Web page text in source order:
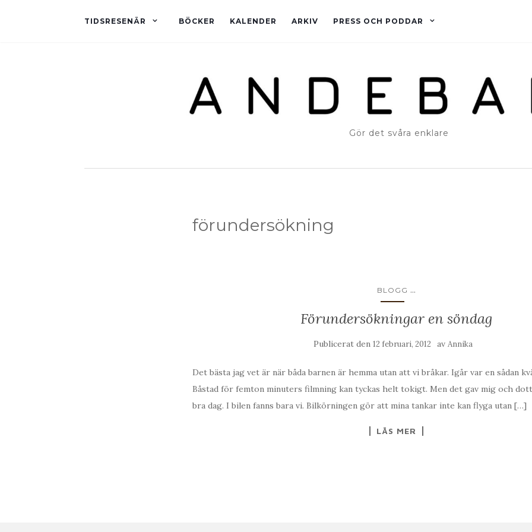
TIDSRESENÄR BÖCKER KALENDER ARKIV PRESS OCH PODDAR
Gör det svåra enklare
förundersökning
BLOGG ...
Förundersökningar en söndag
Publicerat den 12 februari, 2012 av Annika
Det bästa jag vet är när båda barnen är hemma utan att vi bråkar. Igår var en sådan
Båstad för femton minuters filmning kan tyckas helt tokigt. Men det gav mig och
bra dag. I bilen fanns bara vi. Bilkörningen gör att mina tankar inte kan flyga utan […]
LÄS MER